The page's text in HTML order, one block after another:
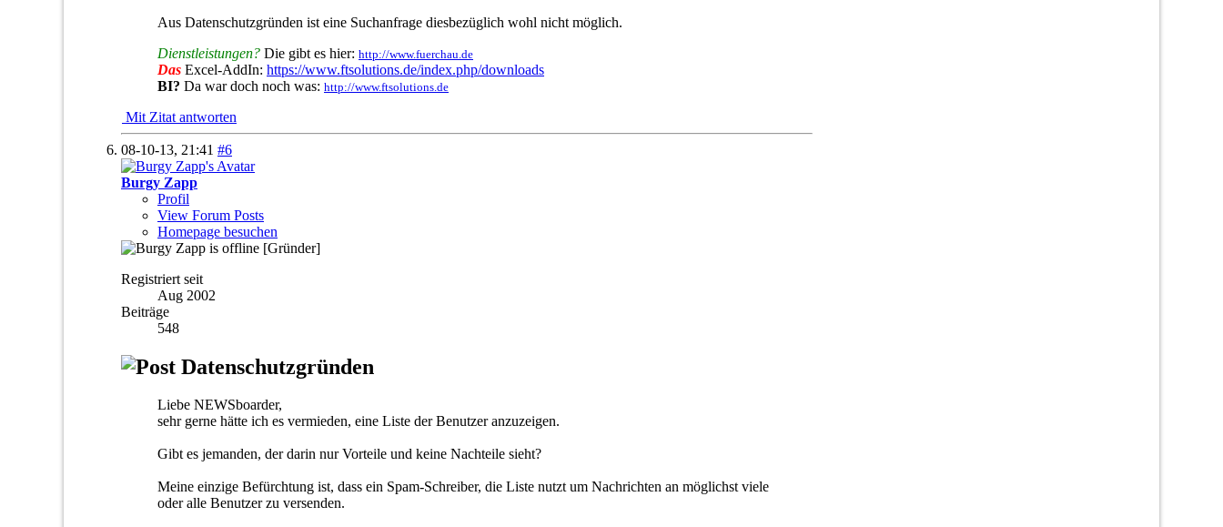
Aus Datenschutzgründen ist eine Suchanfrage diesbezüglich wohl nicht möglich.
Dienstleistungen? Die gibt es hier: http://www.fuerchau.de
Das Excel-AddIn: https://www.ftsolutions.de/index.php/downloads
BI? Da war doch noch was: http://www.ftsolutions.de
Mit Zitat antworten
08-10-13, 21:41 #6
Burgy Zapp
Profil
View Forum Posts
Homepage besuchen
[Gründer]
Registriert seit
Aug 2002
Beiträge
548
Datenschutzgründen
Liebe NEWSboarder,
sehr gerne hätte ich es vermieden, eine Liste der Benutzer anzuzeigen.
Gibt es jemanden, der darin nur Vorteile und keine Nachteile sieht?
Meine einzige Befürchtung ist, dass ein Spam-Schreiber, die Liste nutzt um Nachrichten an möglichst viele
oder alle Benutzer zu versenden.